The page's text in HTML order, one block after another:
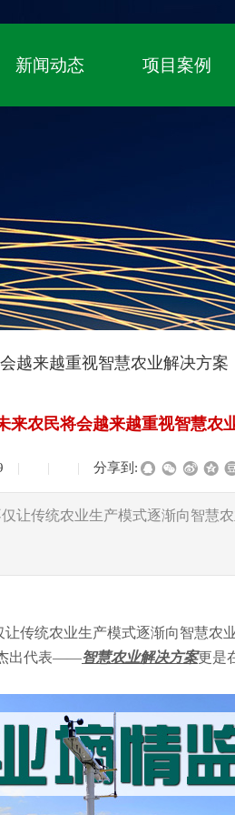
新闻动态 项目案例
越来越重视智慧农业解决方案
来农民将会越来越重视智慧农
| | | 分享到:
让传统农业生产模式逐渐向智慧
传统农业生产模式逐渐向智慧农
杰出代表——智慧农业解决方案更是